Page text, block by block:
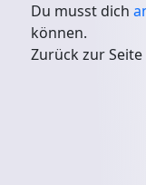
Du musst dich
können.
Zurück zur Seite